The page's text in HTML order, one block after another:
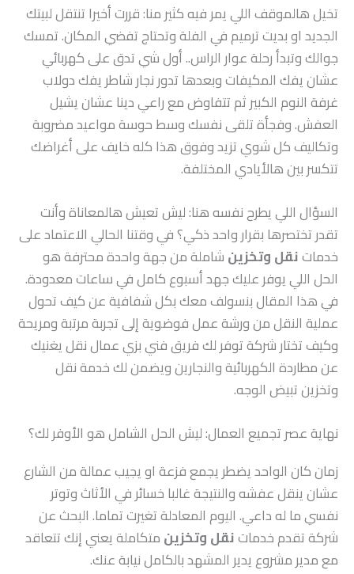
تخيل هالموقف اللي يمر فيه كثير منا: قررت أخيرا تنتقل لبيتك
الجديد او بديت ترميم في الفلة وتحتاج تفضي المكان. تمسك
جوالك وتبدأ رحلة عوار الراس.. أول شي تدق على كهربائي
عشان يفك المكيفات وبعدها تدور نجار شاطر يفك دولاب
غرفة النوم الكبير ثم تتفاوض مع راعي دينا عشان يشيل
العفش. وفجأة تلقى نفسك وسط حوسة مواعيد مضروبة
وتكاليف كل شوي تزيد وفوق هذا كله خايف على أغراضك
تتكسر بين هالأيادي المختلفة.
السؤال اللي يطرح نفسه هنا: ليش تعيش هالمعاناة وأنت
تقدر تختصرها بقرار واحد ذكي؟ في وقتنا الحالي الاعتماد على
خدماتنقل وتخزينشاملة من جهة واحدة محترفة هو
الحل اللي يوفر عليك جهد أسبوع كامل في ساعات معدودة.
في هذا المقال بنسولف معك بكل شفافية عن كيف تحول
عملية النقل من ورشة عمل فوضوية إلى تجربة مرتبة ومريحة
وكيف تختار شركة توفر لك فريق فني بزي عمال نقل يغنيك
عن مطاردة الكهربائية والنجارين ويضمن لك خدمة نقل
وتخزين تبيض الوجه.
نهاية عصر تجميع العمال: ليش الحل الشامل هو الأوفر لك؟
زمان كان الواحد يضطر يجمع فزعة او يجيب عمالة من الشارع
عشان ينقل عفشه والنتيجة غالبا خسائر في الأثاث وتوتر
نفسي ما له داعي. اليوم المعادلة تغيرت تماما. البحث عن
شركة تقدم خدماتنقل وتخزينمتكاملة يعني إنك تتعاقد
مع مدير مشروع يدير المشهد بالكامل نيابة عنك.